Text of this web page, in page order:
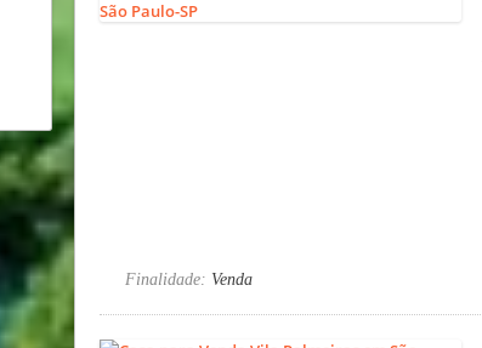
Finalidade: Venda